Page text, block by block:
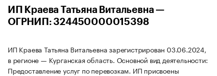
ИП Краева Татьяна Витальевна —
ОГРНИП: 324450000015398
ИП Краева Татьяна Витальевна зарегистрирован 03.06.2024,
в регионе — Курганская область. Основной вид деятельности:
Предоставление услуг по перевозкам. ИП присвоены